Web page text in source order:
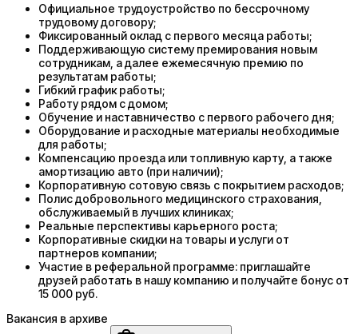
Официальное трудоустройство по бессрочному
трудовому договору;
Фиксированный оклад с первого месяца работы;
Поддерживающую систему премирования новым
сотрудникам, а далее ежемесячную премию по
результатам работы;
Гибкий график работы;
Работу рядом с домом;
Обучение и наставничество с первого рабочего дня;
Оборудование и расходные материалы необходимые
для работы;
Компенсацию проезда или топливную карту, а также
амортизацию авто (при наличии);
Корпоративную сотовую связь с покрытием расходов;
Полис добровольного медицинского страхования,
обслуживаемый в лучших клиниках;
Реальные перспективы карьерного роста;
Корпоративные скидки на товары и услуги от
партнеров компании;
Участие в реферальной программе: приглашайте
друзей работать в нашу компанию и получайте бонус от
15 000 руб.
Вакансия в архиве